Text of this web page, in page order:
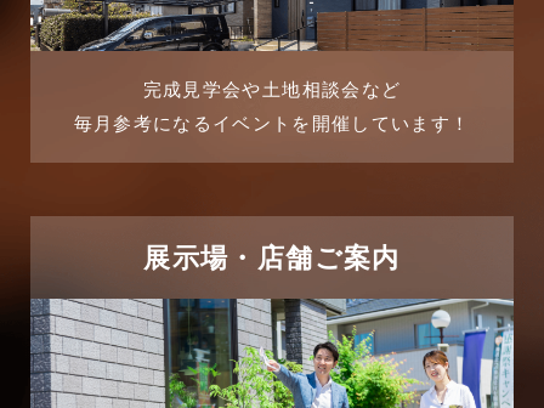
よくある質問
リフォーム-ブログ
三郷中央駅店-ブログ
三郷市
三郷駅前店-ブログ
2025年6月
2025年3月
2025年2月
完成見学会や土地相談会など
毎月参考になるイベントを開催しています！
展示場・店舗ご案内